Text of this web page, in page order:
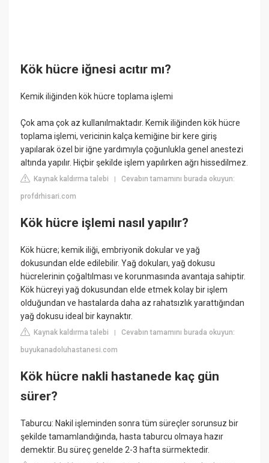
Kök hücre iğnesi acıtır mı?
Kemik iliğinden kök hücre toplama işlemi
Çok ama çok az kullanılmaktadır. Kemik iliğinden kök hücre
toplama işlemi, vericinin kalça kemiğine bir kere giriş
yapılarak özel bir iğne yardımıyla çoğunlukla genel anestezi
altında yapılır. Hiçbir şekilde işlem yapılırken ağrı hissedilmez.
Kaynak kaldırma talebi |Cevabın tamamını burada okuyun:
profdrhisari.com
Kök hücre işlemi nasıl yapılır?
Kök hücre; kemik iliği, embriyonik dokular ve yağ
dokusundan elde edilebilir. Yağ dokuları, yağ dokusu
hücrelerinin çoğaltılması ve korunmasında avantaja sahiptir.
Kök hücreyi yağ dokusundan elde etmek kolay bir işlem
olduğundan ve hastalarda daha az rahatsızlık yarattığından
yağ dokusu ideal bir kaynaktır.
Kaynak kaldırma talebi |Cevabın tamamını burada okuyun:
buyukanadoluhastanesi.com
Kök hücre nakli hastanede kaç gün
sürer?
Taburcu: Nakil işleminden sonra tüm süreçler sorunsuz bir
şekilde tamamlandığında, hasta taburcu olmaya hazır
demektir. Bu süreç genelde 2-3 hafta sürmektedir.